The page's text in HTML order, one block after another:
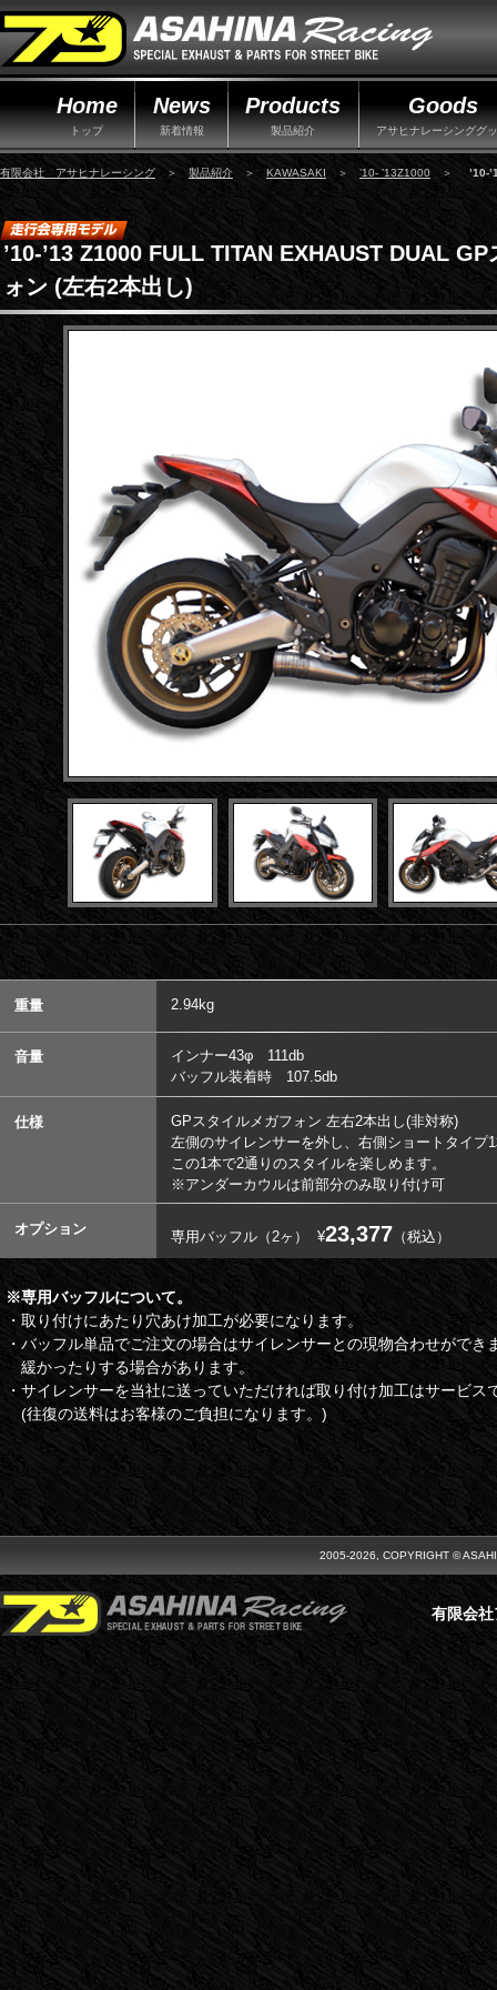
Home
トップ
News
新着情報
Products
製品紹介
Goods
アサヒナレーシンググ
有限会社 アサヒナレーシング ＞ 製品紹介 ＞ KAWASAKI ＞ ’10- ’13Z1000 ＞ ’10-
’10-’13 Z1000 FULL TITAN EXHAUST DUAL
ォン (左右2本出し)
重量 2.94kg
音量
インナー43φ 111db
バッフル装着時 107.5db
仕様
GPスタイルメガフォン 左右2本出し(非対称)
左側のサイレンサーを外し、右側ショートタイプ
この1本で2通りのスタイルを楽しめます。
※アンダーカウルは前部分のみ取り付け可
オプション 専用バッフル（2ヶ） ¥23,377 （税込）
※専用バッフルについて。
・取り付けにあたり穴あけ加工が必要になります。
・バッフル単品でご注文の場合はサイレンサーとの現物合わせがで
緩かったりする場合があります。
・サイレンサーを当社に送っていただければ取り付け加工はサービス
(往復の送料はお客様のご負担になります。)
2005-2026, COPYRIGHT ©
有限会